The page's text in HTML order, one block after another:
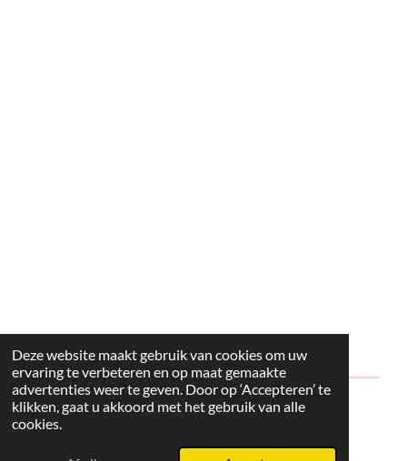
Deze website maakt gebruik van cookies om uw
ervaring te verbeteren en op maat gemaakte
advertenties weer te geven. Door op ‘Accepteren’ te
klikken, gaat u akkoord met het gebruik van alle
cookies.
© 2024 - 2026 Style2Maria